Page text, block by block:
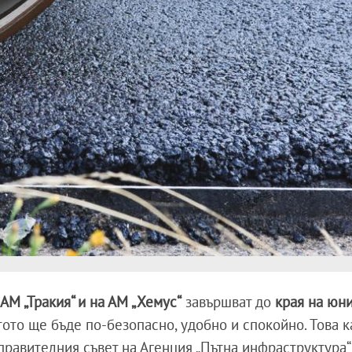
„Тракия“ и на АМ „Хемус“завършват до края на
ще бъде по-безопасно, удобно и спокойно. Това
съвет на Агенция „Пътна